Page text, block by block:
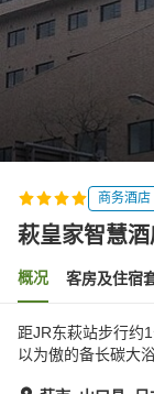
商务酒店
萩皇家智慧酒
概况 客房及住宿
距JR东萩站步行约
以为傲的备长碳大